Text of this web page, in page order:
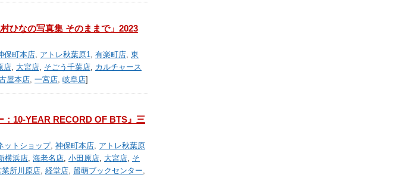
ひなの写真集 そのままで」2023
保町本店, アトレ秋葉原1, 有楽町店, 東
店, 大宮店, そごう千葉店, カルチャース
屋本店, 一宮店, 岐阜店]
：10-YEAR RECORD OF BTS』三
ットショップ, 神保町本店, アトレ秋葉原
横浜店, 海老名店, 小田原店, 大宮店, そ
業所川原店, 経堂店, 留萌ブックセンター,